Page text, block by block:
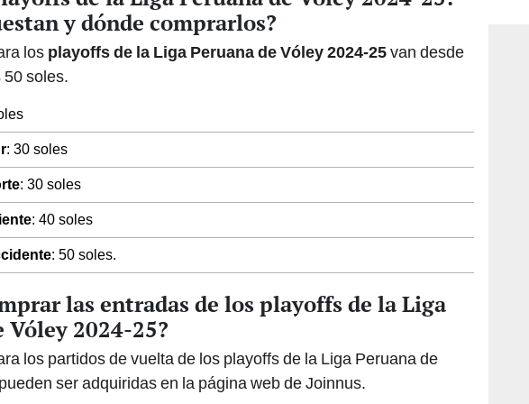
y dónde comprarlos?
los playoffs de la Liga Peruana de Vóley 2024-25van desde
50 soles.
: 30 soles
: 30 soles
: 40 soles
: 50 soles.
las entradas de los playoffs de la Liga
Vóley 2024-25?
los partidos de vuelta de los playoffs de la Liga Peruana de
ser adquiridas en la página web de Joinnus.